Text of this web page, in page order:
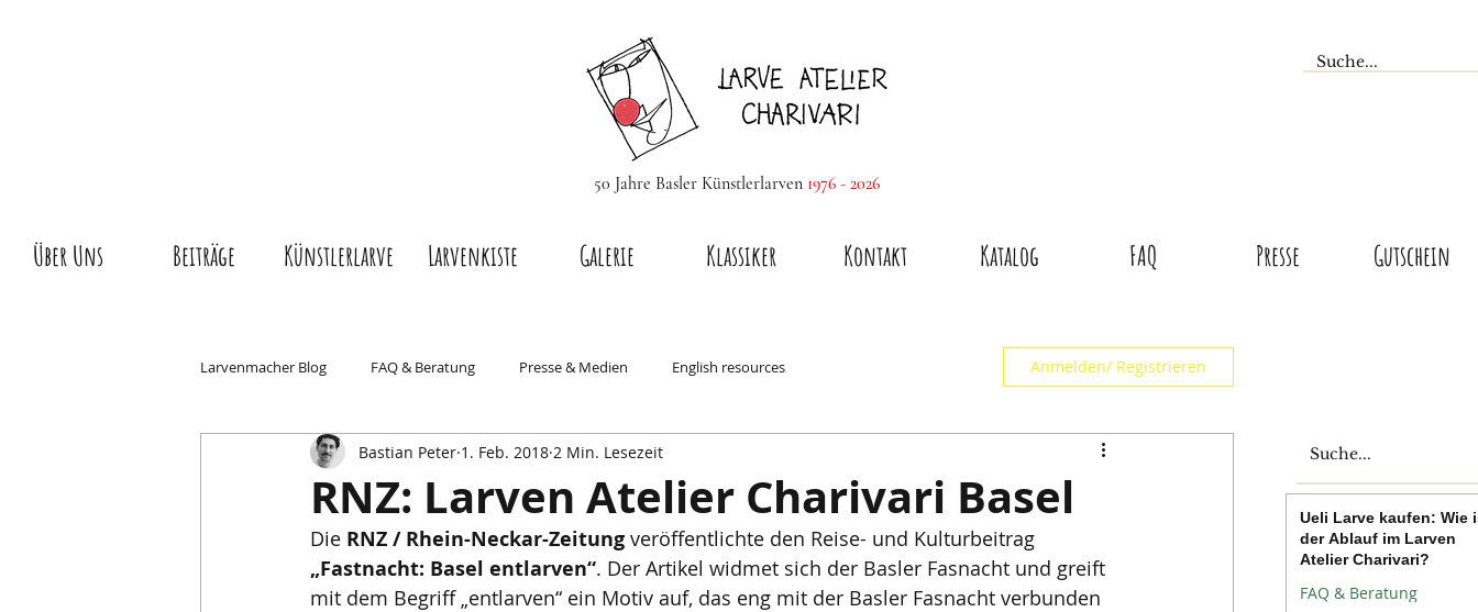
50 Jahre Basler Künstlerlarven 1976 - 2026
Über Uns Beiträge Künstlerlarve Larvenkiste Galerie Klassiker Kontakt Katalog FAQ Presse Gutschein
Larvenmacher Blog FAQ & Beratung Presse & Medien English resources
Wissen & Geschichte Basler Fasnachtsfiguren Larvenmacher & Atelier
Saison & Basler Fasnacht
Anmelden/ Registrieren
RNZ: Larven Atelier Charivari Basel
Bastian Peter 1. Feb. 2018 2 Min. Lesezeit
Die RNZ / Rhein-Neckar-Zeitung veröffentlichte den Reise- und Kulturbeitrag
„Fastnacht: Basel entlarven“. Der Artikel widmet sich der Basler Fasnacht und greift
mit dem Begriff „entlarven“ ein Motiv auf, das eng mit der Basler Fasnacht verbunden
Ueli Larve kaufen: Wie
der Ablauf im Larven
Atelier Charivari?
FAQ & Beratung